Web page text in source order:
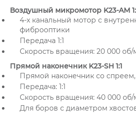
Воздушный микромотор K23-AM
4-х канальный мотор с
фиброоптики
Передача 1:1
Скорость вращения: 20 000 об/
Прямой наконечник K23-SH 1:1
Прямой наконечник со
Передача: 1:1
Скорость вращения: 40 000
Для боров с диаметром